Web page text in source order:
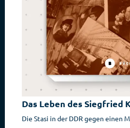
Das Leben des Siegfried
Die Stasi in der DDR gegen einen